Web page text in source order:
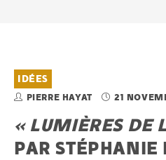
IDÉES
PIERRE HAYAT 21
« LUMIÈRES DE
PAR STÉPHANIE